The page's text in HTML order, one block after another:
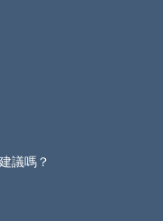
議嗎？